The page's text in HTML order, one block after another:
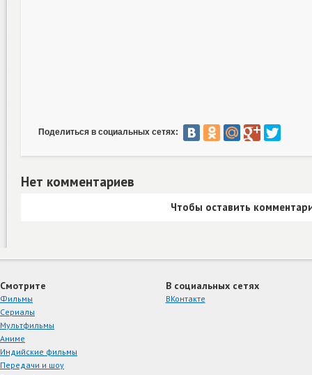
Поделиться в социальных сетях:
Нет комментариев
Чтобы оставить
Смотрите
Фильмы
Сериалы
Мультфильмы
Аниме
Индийские фильмы
Передачи и шоу
В социальных сетях
ВКонтакте